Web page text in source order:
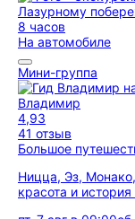
8 часов
На автомобиле
Мини-группа
Владимир
4,93
41 отзыв
Большое
Ницца, Эз,
красота и